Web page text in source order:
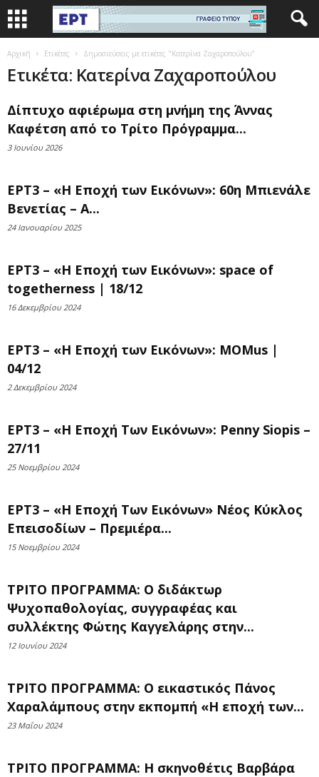
Αρχική Ετικέτες Δημοσιεύσεις με ετικέτες "Κατερίνα Ζαχαροπούλου"
Ετικέτα: Κατερίνα Ζαχαροπούλου
Δίπτυχο αφιέρωμα στη μνήμη της Άννας
Καφέτση από το Τρίτο Πρόγραμμα...
3 Ιουνίου 2026
ΕΡΤ3 – «Η Εποχή των Εικόνων»: 60η Μπιενάλε
Βενετίας – Α...
24 Ιανουαρίου 2025
ΕΡΤ3 – «Η Εποχή των Εικόνων»: space of
togetherness | 18/12
16 Δεκεμβρίου 2024
ΕΡΤ3 – «Η Εποχή των Εικόνων»: MOMus |
04/12
2 Δεκεμβρίου 2024
ΕΡΤ3 – «Η Εποχή Των Εικόνων»: Penny Siopis –
27/11
25 Νοεμβρίου 2024
ΕΡΤ3 – «Η Εποχή Των Εικόνων» Νέος Κύκλος
Επεισοδίων – Πρεμιέρα...
15 Νοεμβρίου 2024
ΤΡΙΤΟ ΠΡΟΓΡΑΜΜΑ: Ο διδάκτωρ
Ψυχοπαθολογίας, συγγραφέας και
συλλέκτης Φώτης Καγγελάρης στην...
12 Ιουνίου 2024
ΤΡΙΤΟ ΠΡΟΓΡΑΜΜΑ: Ο εικαστικός Πάνος
Χαραλάμπους στην εκπομπή «Η εποχή των...
23 Μαΐου 2024
ΤΡΙΤΟ ΠΡΟΓΡΑΜΜΑ: Η σκηνοθέτις Βαρβάρα